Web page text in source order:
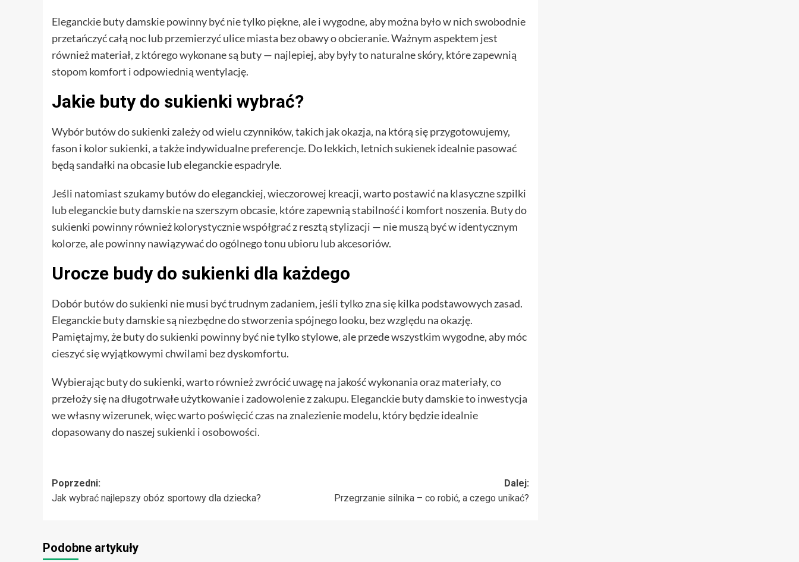
Eleganckie buty damskie powinny być nie tylko piękne, ale i wygodne, aby można było w nich swobodnie
przetańczyć całą noc lub przemierzyć ulice miasta bez obawy o obcieranie. Ważnym aspektem jest
również materiał, z którego wykonane są buty — najlepiej, aby były to naturalne skóry, które zapewnią
stopom komfort i odpowiednią wentylację.
Jakie buty do sukienki wybrać?
Wybór butów do sukienki zależy od wielu czynników, takich jak okazja, na którą się przygotowujemy,
fason i kolor sukienki, a także indywidualne preferencje. Do lekkich, letnich sukienek idealnie pasować
będą sandałki na obcasie lub eleganckie espadryle.
Jeśli natomiast szukamy butów do eleganckiej, wieczorowej kreacji, warto postawić na klasyczne szpilki
lubeleganckie buty damskiena szerszym obcasie, które zapewnią stabilność i komfort noszenia. Buty do
sukienki powinny również kolorystycznie współgrać z resztą stylizacji — nie muszą być w identycznym
kolorze, ale powinny nawiązywać do ogólnego tonu ubioru lub akcesoriów.
Urocze budy do sukienki dla każdego
Dobór butów do sukienki nie musi być trudnym zadaniem, jeśli tylko zna się kilka podstawowych zasad.
Eleganckie buty damskie są niezbędne do stworzenia spójnego looku, bez względu na okazję.
Pamiętajmy, że buty do sukienki powinny być nie tylko stylowe, ale przede wszystkim wygodne, aby móc
cieszyć się wyjątkowymi chwilami bez dyskomfortu.
Wybierając buty do sukienki, warto również zwrócić uwagę na jakość wykonania oraz materiały, co
przełoży się na długotrwałe użytkowanie i zadowolenie z zakupu. Eleganckie buty damskie to inwestycja
we własny wizerunek, więc warto poświęcić czas na znalezienie modelu, który będzie idealnie
dopasowany do naszej sukienki i osobowości.
Zobacz
wpisy
Poprzedni:
Jak wybrać najlepszy obóz sportowy dla dziecka?
Dalej:
Przegrzanie silnika – co robić, a czego unikać?
Podobne artykuły